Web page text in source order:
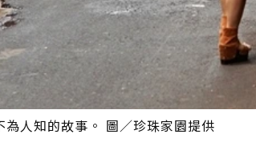
為人知的故事。 圖／珍珠家園提供